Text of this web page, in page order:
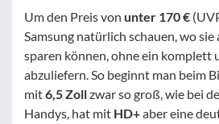
Um den Preis von unter 170 €
Samsung natürlich schauen, wo
sparen können, ohne ein komplett
abzuliefern. So beginnt man beim
mit6,5 Zollzwar so groß, wie bei
Handys, hat mit HD+aber eine